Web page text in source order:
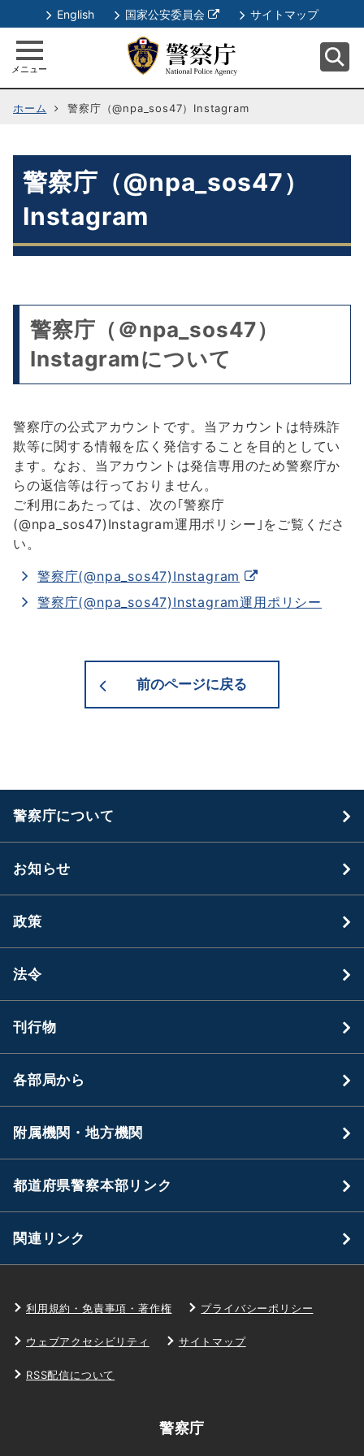
English 国家公安委員会
別
ウ
ィ
ン
ド
ウ
サイトマップ
メニュー
ホーム 警察庁（@npa_sos47）Instagram
警察庁（@npa_sos47）
Instagram
警察庁（＠npa_sos47）
Instagramについて
警察庁の公式アカウントです。当アカウントは特殊詐
欺等に関する情報を広く発信することを目的としてい
ます。なお、当アカウントは発信専用のため警察庁か
らの返信等は行っておりません。
ご利用にあたっては、次の｢警察庁
(@npa_sos47)Instagram運用ポリシー｣をご覧くださ
い。
警察庁(@npa_sos47)Instagram
ウ
開
警察庁(@npa_sos47)Instagram運用ポリシー
前のページに戻る
警察庁について
お知らせ
政策
法令
刊行物
各部局から
附属機関・地方機関
都道府県警察本部リンク
関連リンク
利用規約・免責事項・著作権 プライバシーポリシー
ウェブアクセシビリティ サイトマップ
RSS配信について
警察庁